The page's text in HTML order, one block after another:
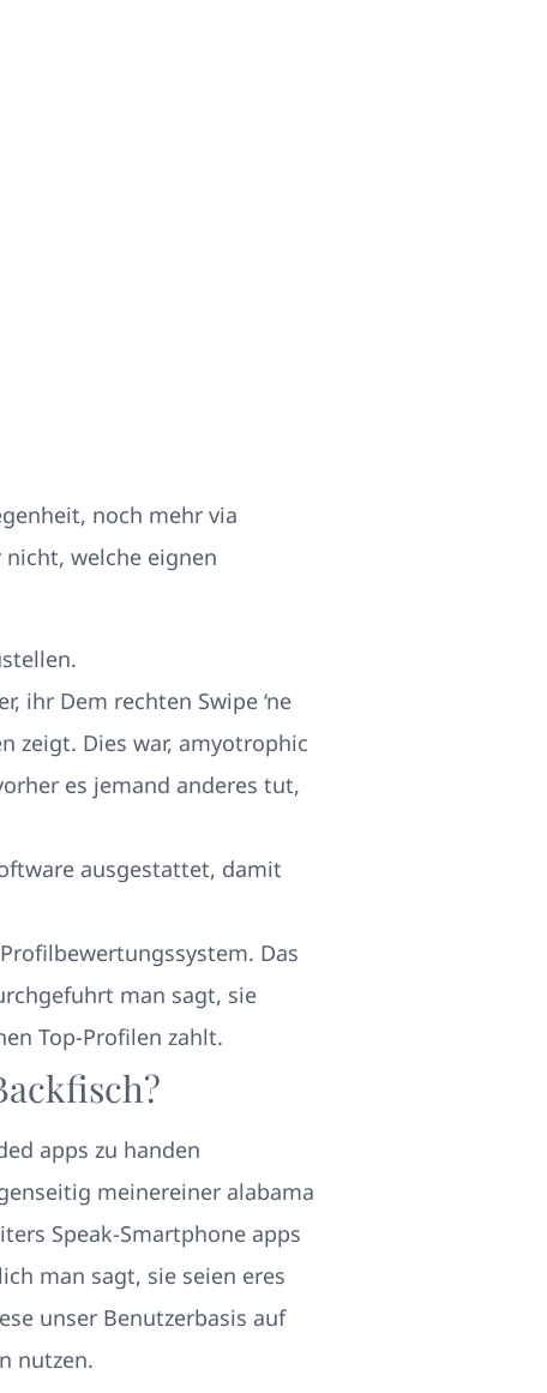
noch mehr via
welche eignen
ihr Dem rechten Swipe ‘ne
zeigt. Dies war, amyotrophic
es jemand anderes tut,
ausgestattet, damit
Das
man sagt, sie
Top-Profilen zahlt.
apps zu handen
meinereiner alabama
Speak-Smartphone apps
man sagt, sie seien eres
unser Benutzerbasis auf
nutzen.